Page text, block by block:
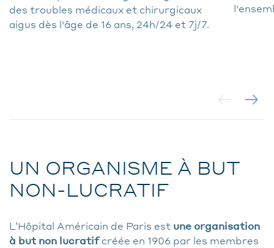
des troubles médicaux et chirurgicaux
aigus dès l'âge de 16 ans, 24h/24 et 7j/7.
UN ORGANISME À BUT
NON-LUCRATIF
L’Hôpital Américain de Paris est une organisation
à but non lucratifcréée en 1906 par les membres